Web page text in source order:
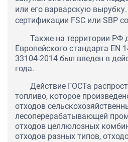
или его варварскую
сертификации FSC или SBP
Также на территории РФ
Европейского стандарта EN
33104-2014 был введен в
года.
Действие ГОСТа
топливо, которое
отходов
лесоперерабатывающей
отходов целлюлозных
отходов разных типов,